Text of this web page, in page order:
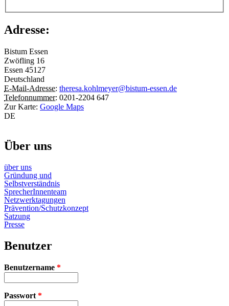
Adresse:
Bistum Essen
Zwöfling 16
Essen 45127
Deutschland
E-Mail-Adresse: theresa.kohlmeyer@bistum-essen.de
Telefonnummer: 0201-2204 647
Zur Karte: Google Maps
DE
Über uns
über uns
Gründung und
Selbstverständnis
SprecherInnenteam
Netzwerktagungen
Prävention/Schutzkonzept
Satzung
Presse
Benutzer
Benutzername *
Passwort *